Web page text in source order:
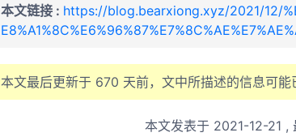
本文链接 : https://blog.bearxiong.xyz/2021/12/
本文最后更新于 670 天前，文中所描述的信息可能
本文发表于 2021-12-21 ,